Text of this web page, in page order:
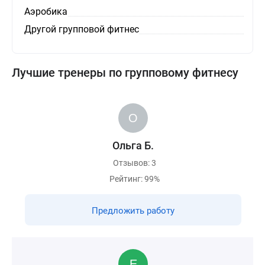
Аэробика
Другой групповой фитнес
Лучшие тренеры по групповому фитнесу
Ольга Б.
Отзывов: 3
Рейтинг: 99%
Предложить работу